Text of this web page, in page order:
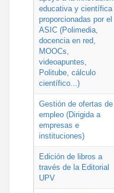
educativa y científica
proporcionadas por el
ASIC (Polimedia,
docencia en red,
MOOCs,
videoapuntes,
Politube, cálculo
científico...)
Gestión de ofertas de
empleo (Dirigida a
empresas e
instituciones)
Edición de libros a
través de la Editorial
UPV